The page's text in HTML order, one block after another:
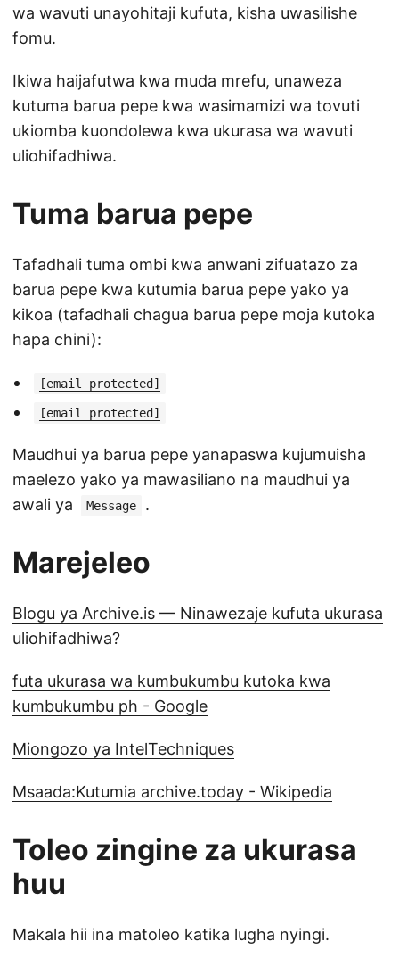
wa wavuti unayohitaji kufuta, kisha uwasilishe
fomu.
Ikiwa haijafutwa kwa muda mrefu, unaweza
kutuma barua pepe kwa wasimamizi wa tovuti
ukiomba kuondolewa kwa ukurasa wa wavuti
uliohifadhiwa.
Tuma barua pepe
Tafadhali tuma ombi kwa anwani zifuatazo za
barua pepe kwa kutumia barua pepe yako ya
kikoa (tafadhali chagua barua pepe moja kutoka
hapa chini):
[email protected]
[email protected]
Maudhui ya barua pepe yanapaswa kujumuisha
maelezo yako ya mawasiliano na maudhui ya
awali ya
Message .
Marejeleo
Blogu ya Archive.is — Ninawezaje kufuta ukurasa
uliohifadhiwa?
futa ukurasa wa kumbukumbu kutoka kwa
kumbukumbu ph - Google
Miongozo ya IntelTechniques
Msaada:Kutumia archive.today - Wikipedia
Toleo zingine za ukurasa
huu
Makala hii ina matoleo katika lugha nyingi.